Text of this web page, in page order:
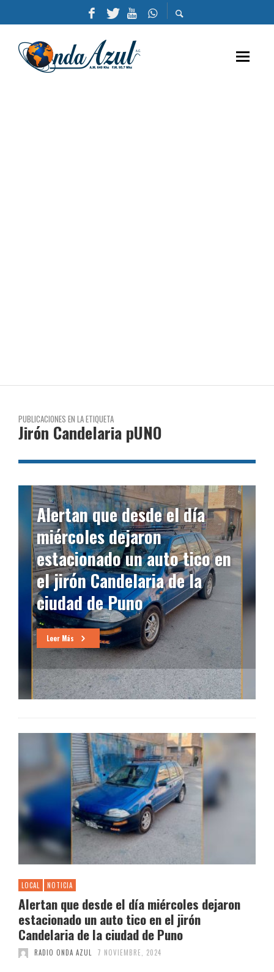
PUBLICACIONES EN LA ETIQUETA
Jirón Candelaria pUNO
Alertan que desde el día
miércoles dejaron
estacionado un auto tico en
el jirón Candelaria de la
ciudad de Puno
Leer Más
LOCAL NOTICIA
Alertan que desde el día miércoles dejaron
estacionado un auto tico en el jirón
Candelaria de la ciudad de Puno
RADIO ONDA AZUL 7 NOVIEMBRE, 2024